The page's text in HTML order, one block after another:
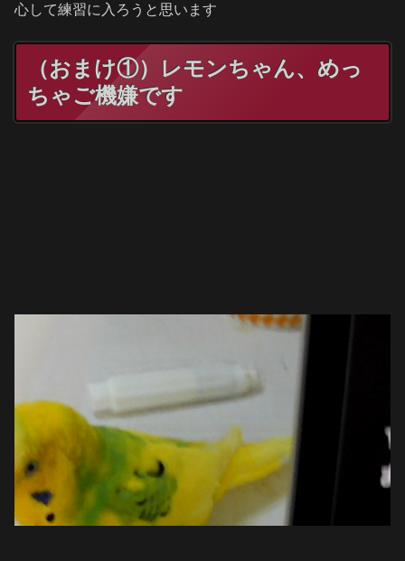
心して練習に入ろうと思います
（おまけ①）レモンちゃん、めっ
ちゃご機嫌です